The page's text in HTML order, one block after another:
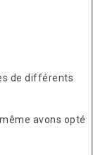
de différents
avons opté